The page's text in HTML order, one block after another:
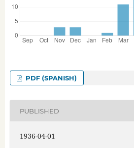
PDF (SPANISH)
PUBLISHED
1936-04-01